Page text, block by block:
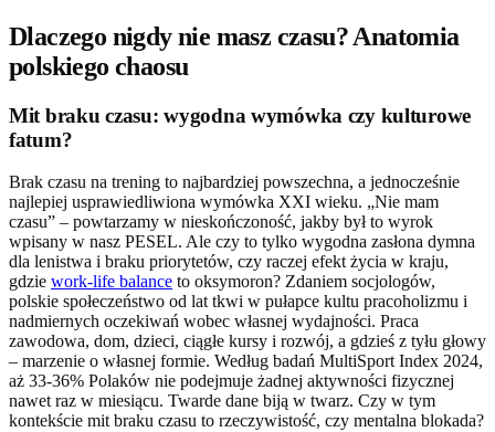
Dlaczego nigdy nie masz czasu? Anatomia
polskiego chaosu
Mit braku czasu: wygodna wymówka czy kulturowe
fatum?
Brak czasu na trening to najbardziej powszechna, a jednocześnie
najlepiej usprawiedliwiona wymówka XXI wieku. „Nie mam
czasu” – powtarzamy w nieskończoność, jakby był to wyrok
wpisany w nasz PESEL. Ale czy to tylko wygodna zasłona dymna
dla lenistwa i braku priorytetów, czy raczej efekt życia w kraju,
gdzie work-life balance to oksymoron? Zdaniem socjologów,
polskie społeczeństwo od lat tkwi w pułapce kultu pracoholizmu i
nadmiernych oczekiwań wobec własnej wydajności. Praca
zawodowa, dom, dzieci, ciągłe kursy i rozwój, a gdzieś z tyłu głowy
– marzenie o własnej formie. Według badań MultiSport Index 2024,
aż 33-36% Polaków nie podejmuje żadnej aktywności fizycznej
nawet raz w miesiącu. Twarde dane biją w twarz. Czy w tym
kontekście mit braku czasu to rzeczywistość, czy mentalna blokada?